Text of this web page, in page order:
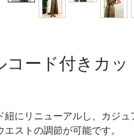
コード付きカ
紐にリニューアルし、カジュ
ストの調節が可能です。